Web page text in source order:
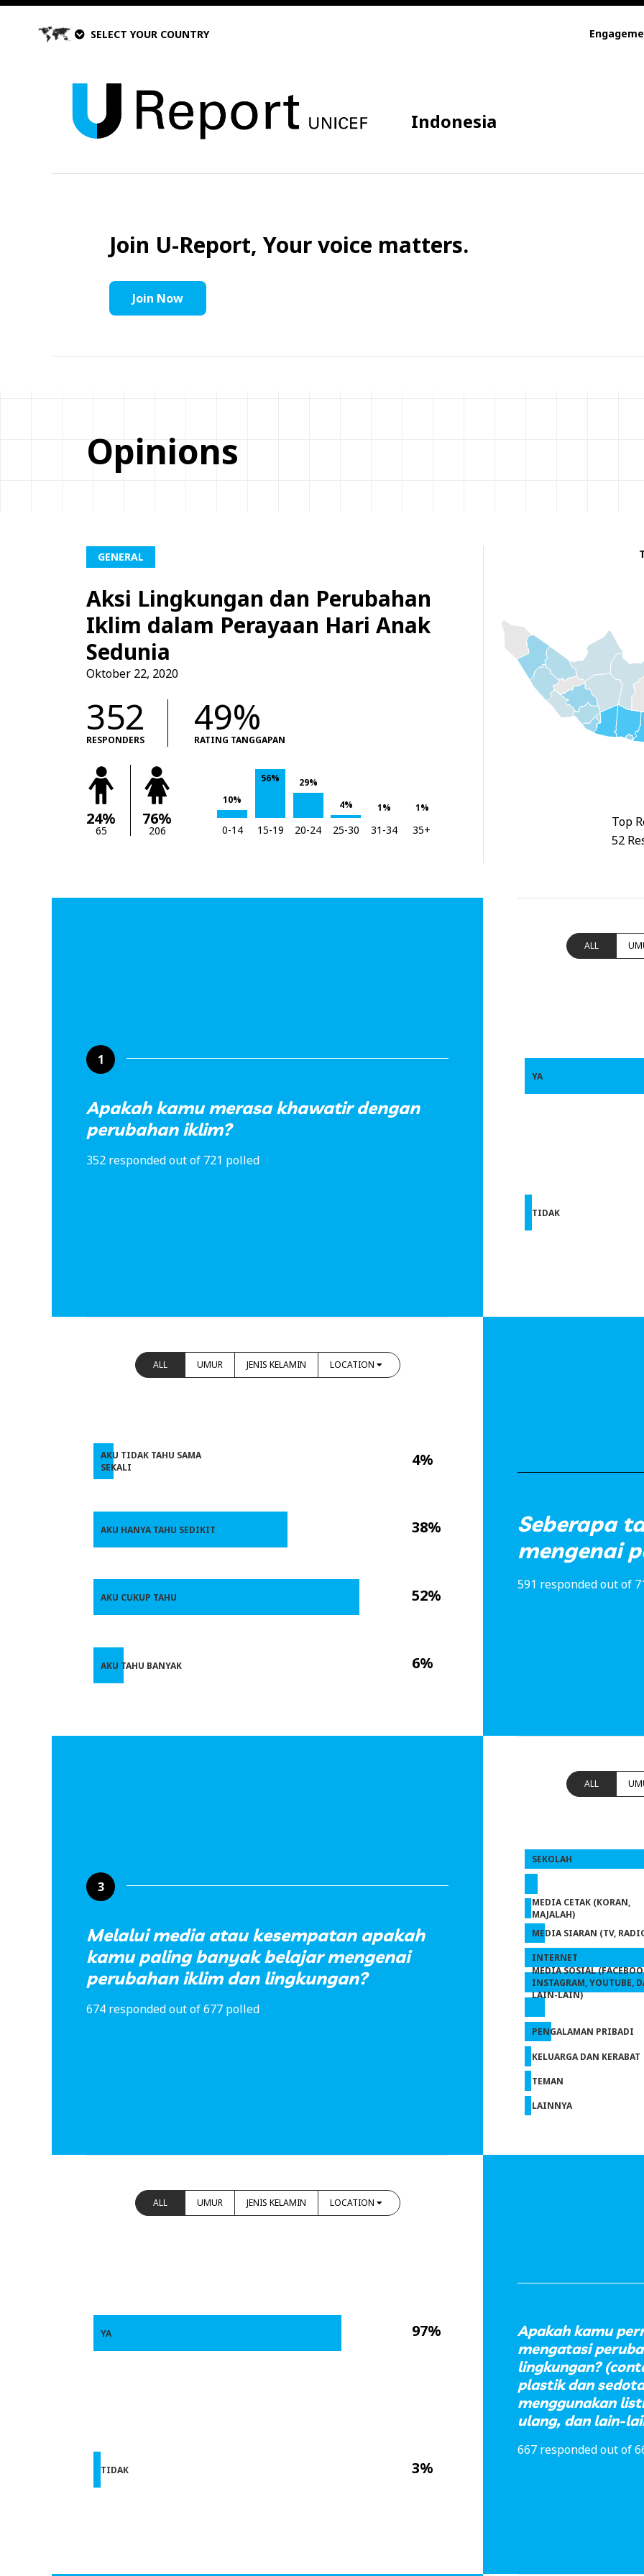
SELECT YOUR COUNTRY
Indonesia
Join U-Report, Your voice matters.
Join Now
Opinions
GENERAL
Aksi Lingkungan dan Perubahan
Iklim dalam Perayaan Hari Anak
Sedunia
Oktober 22, 2020
352
RESPONDERS
49%
RATING TANGGAPAN
24%
65
76%
206
10%
56%
29%
4%
1% 1%
0-14 15-19 20-24 25-30 31-34 35+
Top
52
1
Apakah kamu merasa khawatir dengan
perubahan iklim?
352 responded out of 721 polled
ALL
YA
TIDAK
Seberapa
mengenai
591 responded out of
ALL UMUR JENIS KELAMIN LOCATION
4%
38%
52%
6%
AKU TIDAK TAHU SAMA
SEKALI
AKU HANYA TAHU SEDIKIT
AKU CUKUP TAHU
AKU TAHU BANYAK
3
Melalui media atau kesempatan apakah
kamu paling banyak belajar mengenai
perubahan iklim dan lingkungan?
674 responded out of 677 polled
ALL
SEKOLAH
MEDIA CETAK (KORAN,
MAJALAH)
MEDIA SIARAN (TV,
INTERNET
MEDIA SOSIAL
INSTAGRAM, YOUTUBE,
LAIN-LAIN)
PENGALAMAN PRIBADI
KELUARGA DAN KERABAT
TEMAN
LAINNYA
Apakah kamu
mengatasi
lingkungan?
plastik dan
menggunakan
ulang, dan lain-
667 responded out of
ALL UMUR JENIS KELAMIN LOCATION
97%
3%
YA
TIDAK